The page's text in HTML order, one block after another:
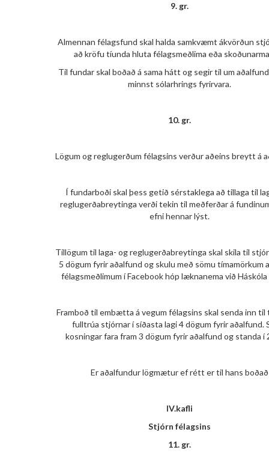
9. gr.
Almennan félagsfund skal halda samkvæmt ákvörðun
að kröfu tíunda hluta félagsmeðlima eða
Til fundar skal boðað á sama hátt og segir til um
minnst sólarhrings fyrirvara.
10. gr.
Lögum og reglugerðum félagsins verður aðeins breytt á
Í fundarboði skal þess getið sérstaklega að tillaga til
reglugerðabreytinga verði tekin til meðferðar á
efni hennar lýst.
Tillögum til laga- og reglugerðabreytinga skal skila til
5 dögum fyrir aðalfund og skulu með sömu tímamörkum
félagsmeðlimum í Facebook hóp læknanema við
Framboð til embætta á vegum félagsins skal senda inn til
fulltrúa stjórnar í síðasta lagi 4 dögum fyrir aðalfund.
kosningar fara fram 3 dögum fyrir aðalfund og standa í
Er aðalfundur lögmætur ef rétt er til hans boðað
IV.kafli
Stjórn félagsins
11. gr.